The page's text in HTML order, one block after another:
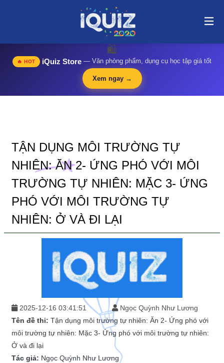
Tận dụng môi trường tự nhiên: Ăn 2- Ứng phó với môi trường tự
nhiên: Mặc 3- Ứng phó với môi trường tự nhiên: Ở và đi lại | i-
🛍️
🔥 HOT iQuiz Store — Văn phòng phẩm, dụng cụ học tập giá tốt
Xem ngay →
TẬN DỤNG MÔI TRƯỜNG TỰ
NHIÊN: ĂN 2- ỨNG PHÓ VỚI MÔI
TRƯỜNG TỰ NHIÊN: MẶC 3- ỨNG
PHÓ VỚI MÔI TRƯỜNG TỰ
NHIÊN: Ở VÀ ĐI LẠI
2025-12-16 03:41:51
Ngọc Quỳnh Như Lương
Tên đề thi: Tận dụng môi trường tự nhiên: Ăn 2- Ứng phó với
môi trường tự nhiên: Mặc 3- Ứng phó với môi trường tự nhiên:
Ở và đi lại
Tác giả: Ngọc Quỳnh Như Lương